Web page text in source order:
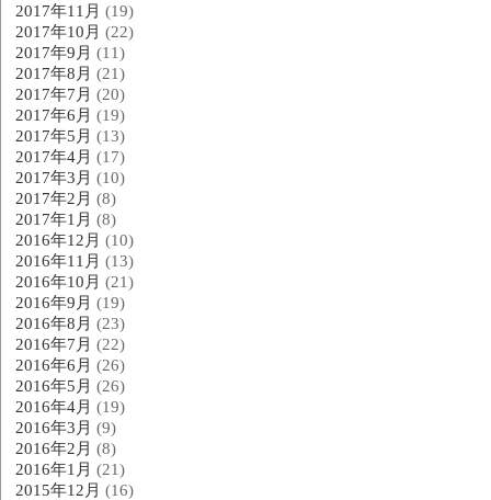
2017年11月 (19)
2017年10月 (22)
2017年9月 (11)
2017年8月 (21)
2017年7月 (20)
2017年6月 (19)
2017年5月 (13)
2017年4月 (17)
2017年3月 (10)
2017年2月 (8)
2017年1月 (8)
2016年12月 (10)
2016年11月 (13)
2016年10月 (21)
2016年9月 (19)
2016年8月 (23)
2016年7月 (22)
2016年6月 (26)
2016年5月 (26)
2016年4月 (19)
2016年3月 (9)
2016年2月 (8)
2016年1月 (21)
2015年12月 (16)